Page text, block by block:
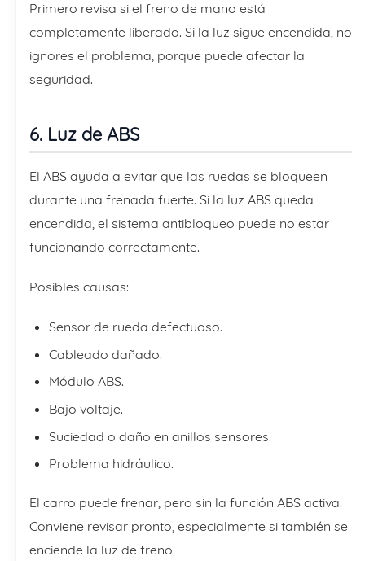
Primero revisa si el freno de mano está
completamente liberado. Si la luz sigue encendida, no
ignores el problema, porque puede afectar la
seguridad.
6. Luz de ABS
El ABS ayuda a evitar que las ruedas se bloqueen
durante una frenada fuerte. Si la luz ABS queda
encendida, el sistema antibloqueo puede no estar
funcionando correctamente.
Posibles causas:
Sensor de rueda defectuoso.
Cableado dañado.
Módulo ABS.
Bajo voltaje.
Suciedad o daño en anillos sensores.
Problema hidráulico.
El carro puede frenar, pero sin la función ABS activa.
Conviene revisar pronto, especialmente si también se
enciende la luz de freno.